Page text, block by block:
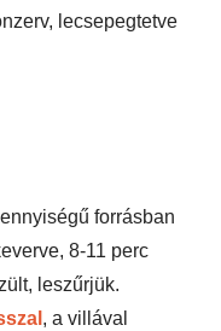
lecsepegtetve
forrásban
8-11 perc
leszűrjük.
, a villával